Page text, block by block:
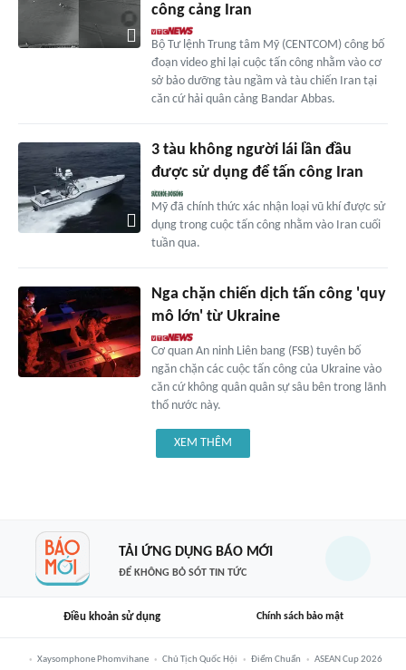
công cảng Iran
Bộ Tư lệnh Trung tâm Mỹ (CENTCOM) công bố
đoạn video ghi lại cuộc tấn công nhằm vào cơ
sở bảo dưỡng tàu ngầm và tàu chiến Iran tại
căn cứ hải quân cảng Bandar Abbas.
3 tàu không người lái lần đầu
được sử dụng để tấn công Iran
Mỹ đã chính thức xác nhận loại vũ khí được sử
dụng trong cuộc tấn công nhằm vào Iran cuối
tuần qua.
Nga chặn chiến dịch tấn công 'quy
mô lớn' từ Ukraine
Cơ quan An ninh Liên bang (FSB) tuyên bố
ngăn chặn các cuộc tấn công của Ukraine vào
căn cứ không quân quân sự sâu bên trong lãnh
thổ nước này.
XEM THÊM
TẢI ỨNG DỤNG BÁO MỚI
ĐỂ KHÔNG BỎ SÓT TIN TỨC
Điều khoản sử dụng Chính sách bảo mật
Xaysomphone Phomvihane Chủ Tịch Quốc Hội Điểm Chuẩn ASEAN Cup 2026